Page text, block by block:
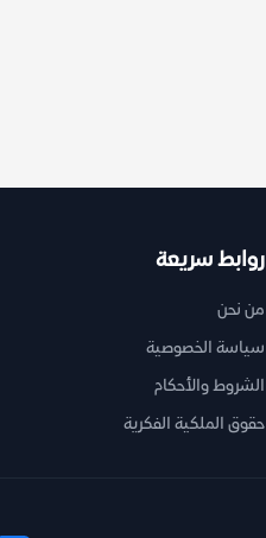
روابط سريعة
من نحن
سياسة الخصوصية
الشروط والأحكام
حقوق الملكية الفكرية